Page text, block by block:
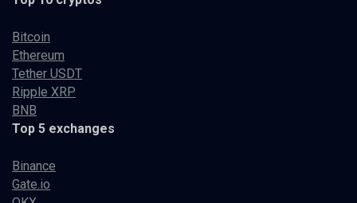
Bitcoin
Ethereum
Tether USDT
Ripple XRP
BNB
Top 5 exchanges
Binance
Gate.io